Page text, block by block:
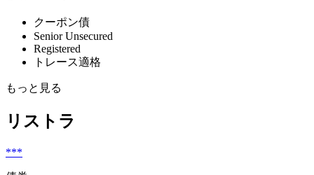
クーポン債
Senior Unsecured
Registered
トレース適格
もっと見る
リストラ
***